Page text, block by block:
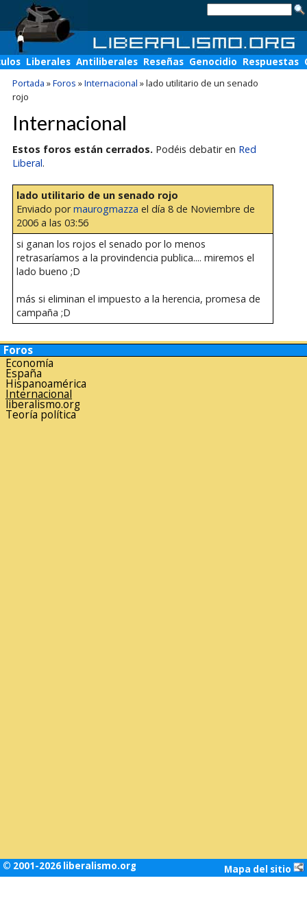
Liberales Antiliberales Reseñas Genocidio Respuestas
Portada »Foros »Internacional »lado utilitario de un senado
rojo
Internacional
Estos foros están cerrados. Podéis debatir en Red
Liberal.
lado utilitario de un senado rojo
Enviado pormaurogmazza el día 8 de Noviembre de
2006 a las 03:56
si ganan los rojos el senado por lo menos
retrasaríamos a la provindencia publica.... miremos el
lado bueno ;D
más si eliminan el impuesto a la herencia, promesa de
campaña ;D
Foros
Economía
España
Hispanoamérica
Internacional
liberalismo.org
Teoría política
© 2001-2026 liberalismo.org Mapa del sitio